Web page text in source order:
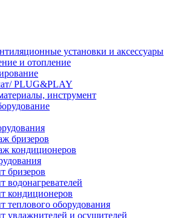
установки и аксессуары
и отопление
PLUG&PLAY
инструмент
бризеров
кондиционеров
бризеров
водонагревателей
кондиционеров
теплового оборудования
увлажнителей и осушителей